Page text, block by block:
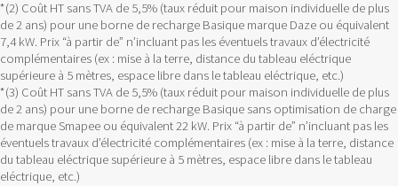
*(2) Coût HT sans TVA de 5,5% (taux réduit pour maison individuelle de plus
de 2 ans) pour une borne de recharge Basique marque Daze ou équivalent
7,4 kW. Prix “à partir de” n’incluant pas les éventuels travaux d’électricité
complémentaires (ex : mise à la terre, distance du tableau eléctrique
supérieure à 5 mètres, espace libre dans le tableau eléctrique, etc.)
*(3) Coût HT sans TVA de 5,5% (taux réduit pour maison individuelle de plus
de 2 ans) pour une borne de recharge Basique sans optimisation de charge
de marque Smapee ou équivalent 22 kW. Prix “à partir de” n’incluant pas les
éventuels travaux d’électricité complémentaires (ex : mise à la terre, distance
du tableau eléctrique supérieure à 5 mètres, espace libre dans le tableau
eléctrique, etc.)